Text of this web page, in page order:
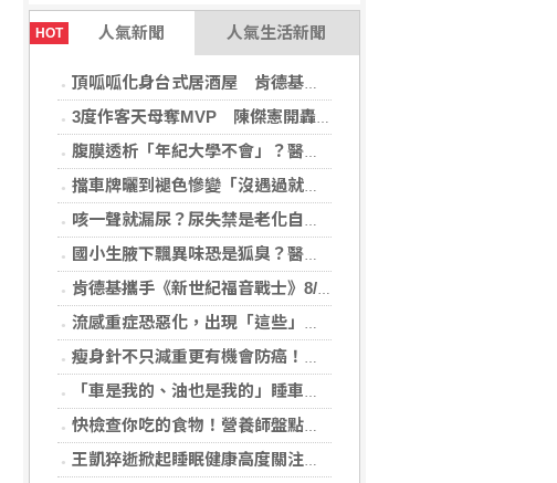
HOT 人氣新聞 人氣生活新聞
頂呱呱化身台式居酒屋 肯德基聯名EVA攻漫迷
3度作客天母奪MVP 陳傑憲開轟擊退雙殺心魔
腹膜透析「年紀大學不會」？醫：年齡並非限制 評估還要看3面向
擋車牌曬到褪色慘變「沒遇過就好了」！崔始源親朝聖崩潰喊：記得常換照片
咳一聲就漏尿？尿失禁是老化自然現象？醫揭：不同尿失禁的治療方式
國小生腋下飄異味恐是狐臭？醫：若伴青春期徵象應評估性早熟
肯德基攜手《新世紀福音戰士》8/11霸脆覺醒 首度跨界台灣速食品牌！
流感重症恐惡化，出現「這些」症狀別再等！醫籲：別因非流感季就掉以輕心
瘦身針不只減重更有機會防癌！無糖尿病肥胖者使用GLP-1藥物 罹癌風險顯著下降
「車是我的、油也是我的」睡車竟被收住宿費 官方一句話打臉飯店
快檢查你吃的食物！營養師盤點「5大反式脂肪來源」跟你想的不同
王凱猝逝掀起睡眠健康高度關注！醫籲：最危險的不是熬夜，而是「這個」錯覺